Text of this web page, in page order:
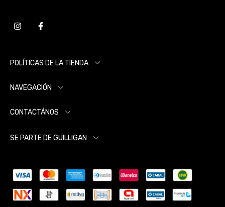
POLÍTICAS DE LA TIENDA
NAVEGACIÓN
CONTACTÁNOS
SE PARTE DE GUILLIGAN